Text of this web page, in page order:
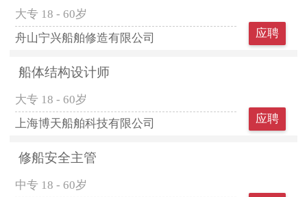
大专 18 - 60岁
舟山宁兴船舶修造有限公司
应聘
船体结构设计师
大专 18 - 60岁
上海博天船舶科技有限公司
应聘
修船安全主管
中专 18 - 60岁